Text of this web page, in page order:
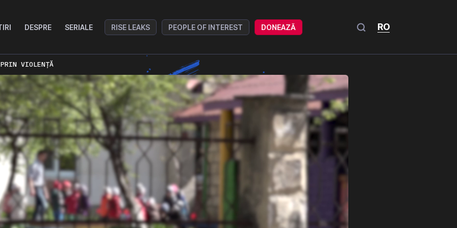
RO
DESPRE SERIALE RISE LEAKS PEOPLE OF INTEREST DONEAZĂ
VIOLENȚĂ